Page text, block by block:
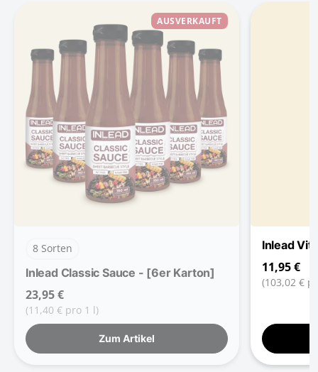
AUSVERKAUFT
8 Sorten
Inlead Classic Sauce - [6er Karton]
23,95 €
(11,40 € pro 1 l)
Zum Artikel
Inlead
11,95 €
(103,02 €